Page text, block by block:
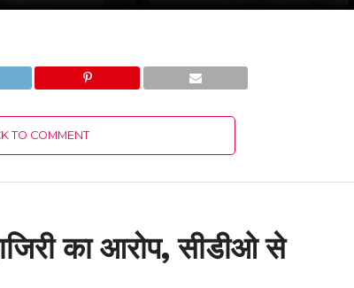
TO COMMENT
का आरोप, सीडीओ से